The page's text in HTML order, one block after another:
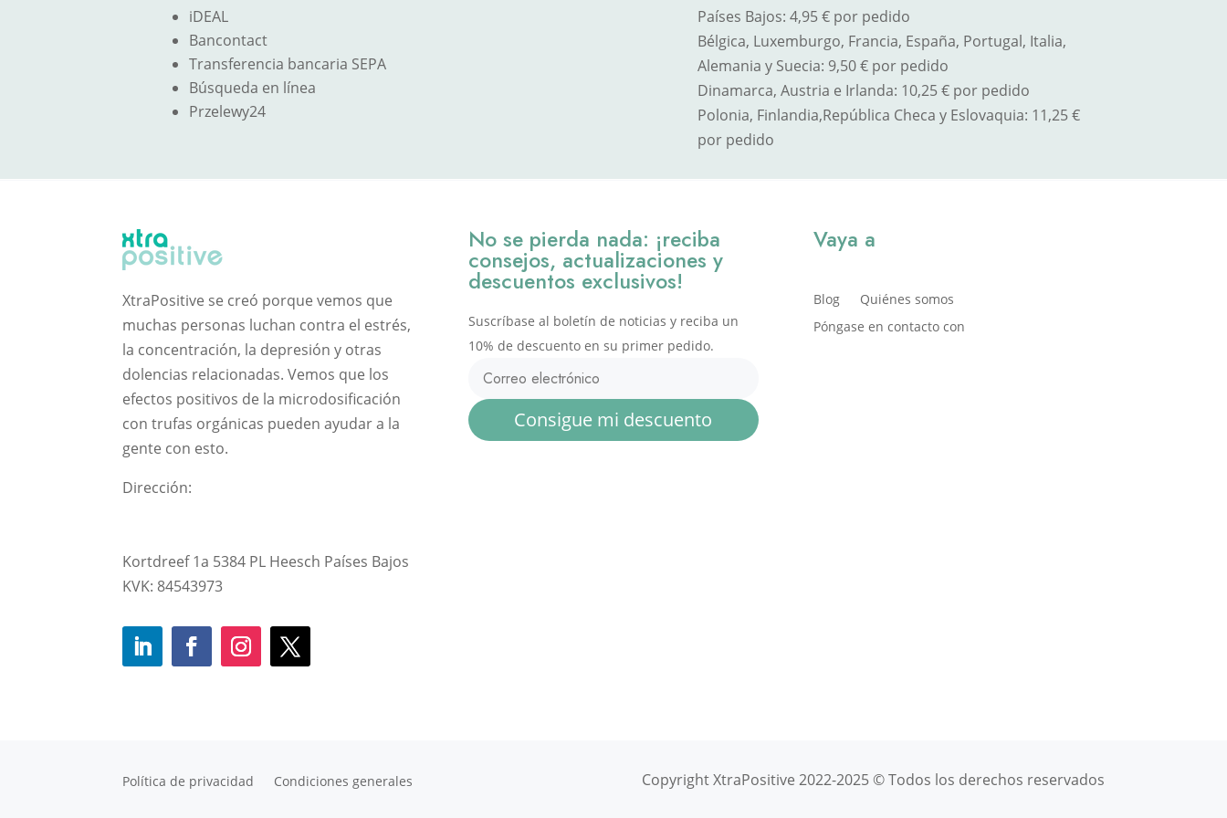
iDEAL
Bancontact
Transferencia bancaria SEPA
Búsqueda en línea
Przelewy24
Países Bajos: 4,95 € por pedido
Bélgica, Luxemburgo, Francia, España, Portugal, Italia,
Alemania y Suecia: 9,50 € por pedido
Dinamarca, Austria e Irlanda: 10,25 € por pedido
Polonia, Finlandia,República Checa y Eslovaquia: 11,25 €
por pedido
XtraPositive se creó porque vemos que
muchas personas luchan contra el estrés,
la concentración, la depresión y otras
dolencias relacionadas. Vemos que los
efectos positivos de la microdosificación
con trufas orgánicas pueden ayudar a la
gente con esto.
Dirección:
Kortdreef 1a 5384 PL Heesch Países Bajos
KVK: 84543973
No se pierda nada: ¡reciba
consejos, actualizaciones y
descuentos exclusivos!
Suscríbase al boletín de noticias y reciba un
10% de descuento en su primer pedido.
Consigue mi descuento
Vaya a
Blog
Quiénes somos
Póngase en contacto con
Política de privacidad Condiciones generales Copyright XtraPositive 2022-2025 © Todos los derechos reservados